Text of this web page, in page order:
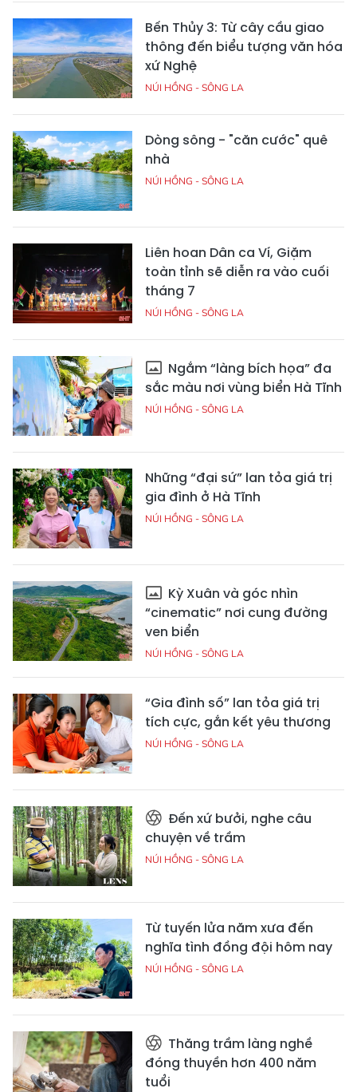
Bến Thủy 3: Từ cây cầu giao
thông đến biểu tượng văn hóa
xứ Nghệ
NÚI HỒNG - SÔNG LA
Dòng sông - "căn cước" quê
nhà
NÚI HỒNG - SÔNG LA
Liên hoan Dân ca Ví, Giặm
toàn tỉnh sẽ diễn ra vào cuối
tháng 7
NÚI HỒNG - SÔNG LA
Ngắm “làng bích họa” đa
sắc màu nơi vùng biển Hà Tĩnh
NÚI HỒNG - SÔNG LA
Những “đại sứ” lan tỏa giá trị
gia đình ở Hà Tĩnh
NÚI HỒNG - SÔNG LA
Kỳ Xuân và góc nhìn
“cinematic” nơi cung đường
ven biển
NÚI HỒNG - SÔNG LA
“Gia đình số” lan tỏa giá trị
tích cực, gắn kết yêu thương
NÚI HỒNG - SÔNG LA
Đến xứ bưởi, nghe câu
chuyện về trầm
NÚI HỒNG - SÔNG LA
Từ tuyến lửa năm xưa đến
nghĩa tình đồng đội hôm nay
NÚI HỒNG - SÔNG LA
Thăng trầm làng nghề
đóng thuyền hơn 400 năm
tuổi